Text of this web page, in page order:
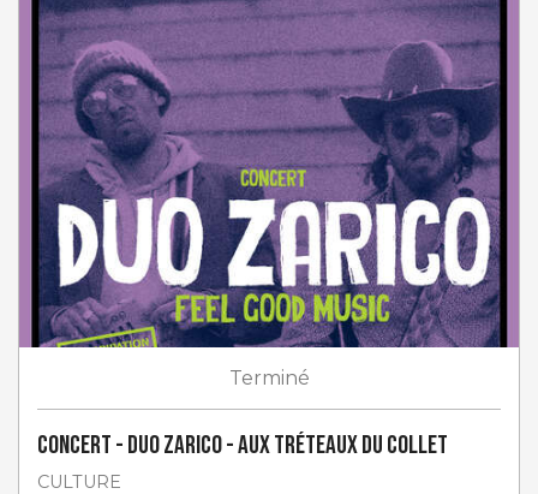
Terminé
Concert - Duo Zarico - aux Tréteaux du Collet
CULTURE